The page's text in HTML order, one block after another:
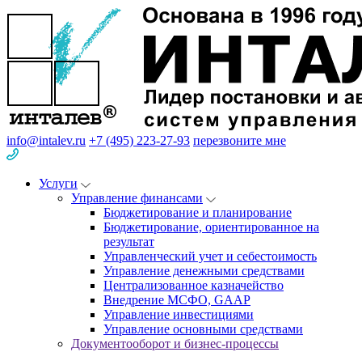
info@intalev.ru +7 (495) 223-27-93 перезвоните мне
Услуги
Управление финансами
Бюджетирование и планирование
Бюджетирование, ориентированное на
результат
Управленческий учет и себестоимость
Управление денежными средствами
Централизованное казначейство
Внедрение МСФО, GAAP
Управление инвестициями
Управление основными средствами
Документооборот и бизнес-процессы